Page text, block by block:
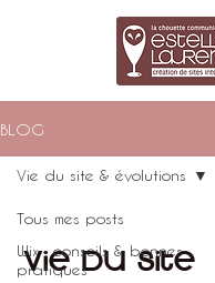
BLOG
Tous mes posts
Wix : conseils & bonnes
pratiques
Vie du site & évolutions
Vie du site